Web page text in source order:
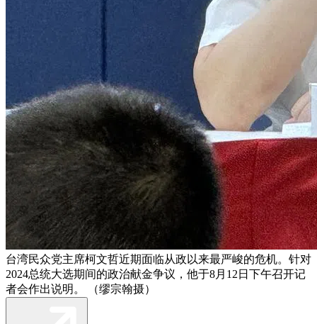
台湾民众党主席柯文哲近期面临从政以来最严峻的危机。针对
2024总统大选期间的政治献金争议，他于8月12日下午召开记
者会作出说明。 （缪宗翰摄）